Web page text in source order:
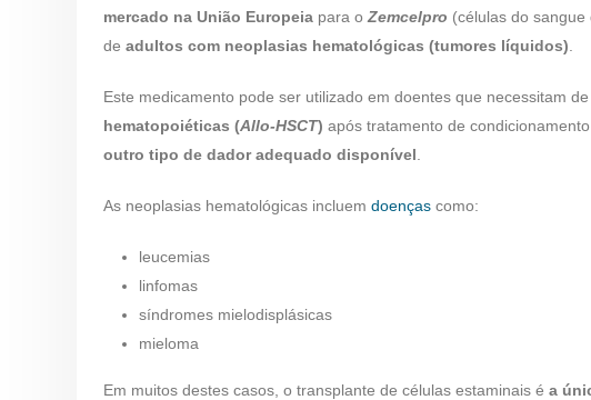
mercado na União Europeia para o Zemcelpro (células do
de adultos com neoplasias hematológicas (tumores líquidos)
Este medicamento pode ser utilizado em doentes que necessitam
hematopoiéticas (Allo-HSCT) após tratamento de
outro tipo de dador adequado disponível
As neoplasias hematológicas incluem doenças como:
leucemias
linfomas
síndromes mielodisplásicas
mieloma
Em muitos destes casos, o transplante de células estaminais é a